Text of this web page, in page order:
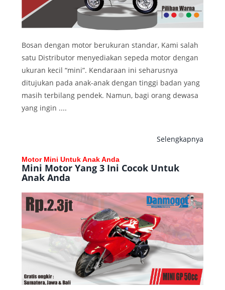
Bosan dengan motor berukuran standar, Kami salah
satu Distributor menyediakan sepeda motor dengan
ukuran kecil “mini”. Kendaraan ini seharusnya
ditujukan pada anak-anak dengan tinggi badan yang
masih terbilang pendek. Namun, bagi orang dewasa
yang ingin ....
Selengkapnya
Motor Mini Untuk Anak Anda
Mini Motor Yang 3 Ini Cocok Untuk
Anak Anda